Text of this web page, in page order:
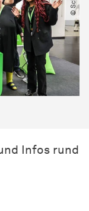
Infos rund